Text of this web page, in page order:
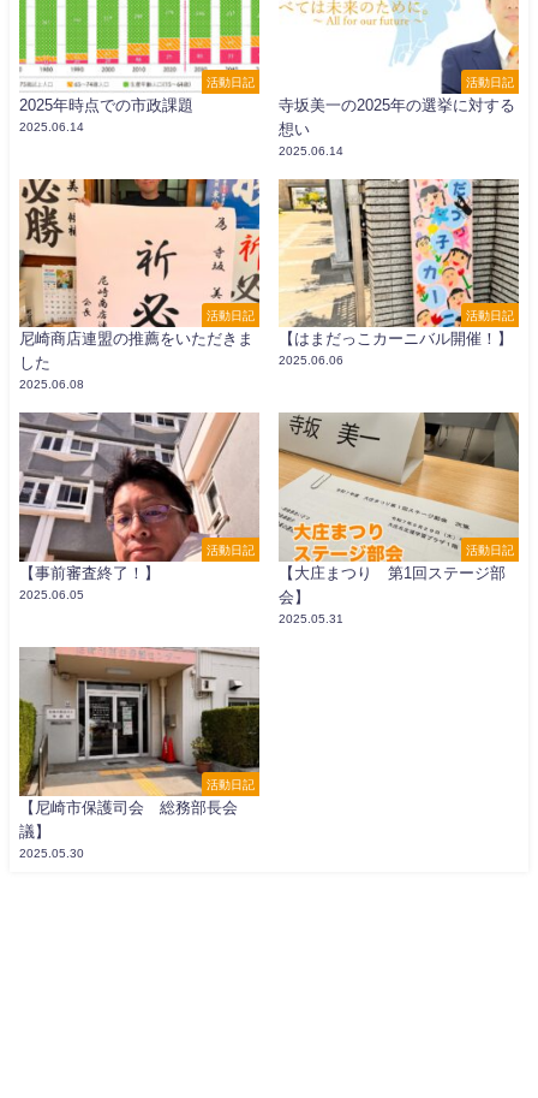
活動日記
2025年時点での市政課題
2025.06.14
活動日記
寺坂美一の2025年の選挙に対する
想い
2025.06.14
活動日記
尼崎商店連盟の推薦をいただきま
した
2025.06.08
活動日記
【はまだっこカーニバル開催！】
2025.06.06
活動日記
【事前審査終了！】
2025.06.05
活動日記
【大庄まつり 第1回ステージ部
会】
2025.05.31
活動日記
【尼崎市保護司会 総務部長会
議】
2025.05.30